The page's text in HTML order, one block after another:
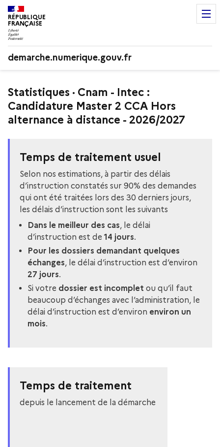
RÉPUBLIQUE
FRANÇAISE
demarche.numerique.gouv.fr
Statistiques · Cnam - Intec :
Candidature Master 2 CCA Hors
alternance à distance - 2026/2027
Temps de traitement usuel
Selon nos estimations, à partir des délais
d’instruction constatés sur 90% des demandes
qui ont été traitées lors des 30 derniers jours,
les délais d’instruction sont les suivants
Dans le meilleur des cas, le délai
d’instruction est de14 jours.
Pour les dossiers demandant quelques
échanges, le délai d’instruction est d’environ
27 jours.
Si votre dossier est incomplet ou qu’il faut
beaucoup d’échanges avec l’administration, le
délai d’instruction est d’environ environ un
mois.
Temps de traitement
depuis le lancement de la démarche